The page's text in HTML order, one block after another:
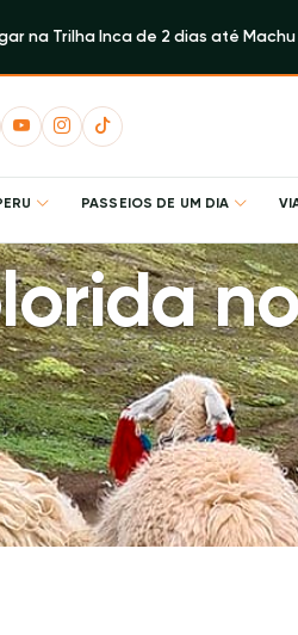
na Trilha Inca de 2 dias até Machu
PASSEIOS DE UM DIA
no